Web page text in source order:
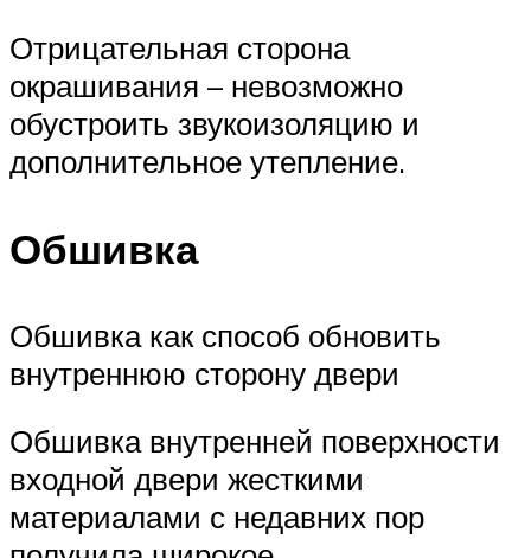
Отрицательная сторона
окрашивания – невозможно
обустроить звукоизоляцию и
дополнительное утепление.
Обшивка
Обшивка как способ обновить
внутреннюю сторону двери
Обшивка внутренней поверхности
входной двери жесткими
материалами с недавних пор